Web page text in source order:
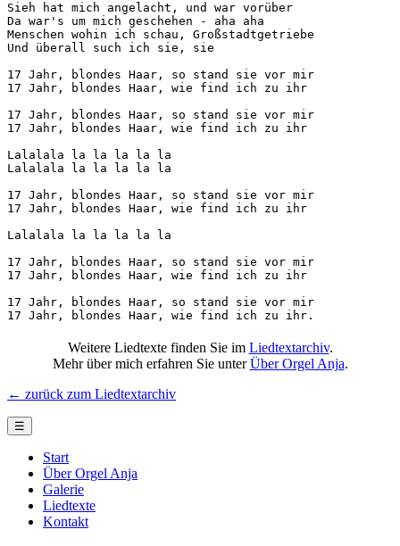
Sieh hat mich angelacht, und war vorüber
Da war's um mich geschehen - aha aha
Menschen wohin ich schau, Großstadtgetriebe
Und überall such ich sie, sie
17 Jahr, blondes Haar, so stand sie vor mir
17 Jahr, blondes Haar, wie find ich zu ihr
17 Jahr, blondes Haar, so stand sie vor mir
17 Jahr, blondes Haar, wie find ich zu ihr
Lalalala la la la la la
Lalalala la la la la la
17 Jahr, blondes Haar, so stand sie vor mir
17 Jahr, blondes Haar, wie find ich zu ihr
Lalalala la la la la la
17 Jahr, blondes Haar, so stand sie vor mir
17 Jahr, blondes Haar, wie find ich zu ihr
17 Jahr, blondes Haar, so stand sie vor mir
17 Jahr, blondes Haar, wie find ich zu ihr.
Weitere Liedtexte finden Sie im Liedtextarchiv.
Mehr über mich erfahren Sie unterÜber Orgel Anja.
← zurück zum Liedtextarchiv
☰
Start
Über Orgel Anja
Galerie
Liedtexte
Kontakt